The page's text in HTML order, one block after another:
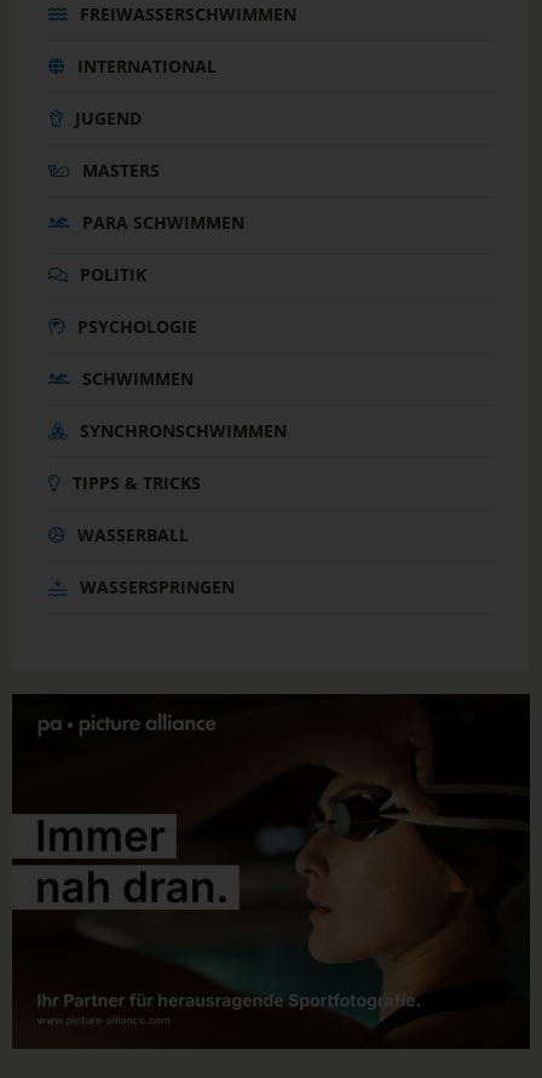
FREIWASSERSCHWIMMEN
INTERNATIONAL
JUGEND
MASTERS
PARA SCHWIMMEN
POLITIK
PSYCHOLOGIE
SCHWIMMEN
SYNCHRONSCHWIMMEN
TIPPS & TRICKS
WASSERBALL
WASSERSPRINGEN